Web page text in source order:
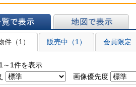
示
地図で表示
件（1）
販売中（1） 会員限定
～1件を表示
画像優先度